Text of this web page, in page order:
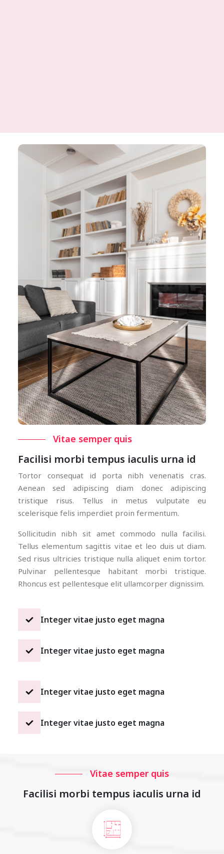
Vitae semper quis
Facilisi morbi tempus iaculis urna id
Tortor consequat id porta nibh venenatis cras.
Aenean sed adipiscing diam donec adipiscing
tristique risus. Tellus in metus vulputate eu
scelerisque felis imperdiet proin fermentum.
Sollicitudin nibh sit amet commodo nulla facilisi.
Tellus elementum sagittis vitae et leo duis ut diam.
Sed risus ultricies tristique nulla aliquet enim tortor.
Pulvinar pellentesque habitant morbi tristique.
Rhoncus est pellentesque elit ullamcorper dignissim.
Integer vitae justo eget magna
Integer vitae justo eget magna
Integer vitae justo eget magna
Integer vitae justo eget magna
Vitae semper quis
Facilisi morbi tempus iaculis urna id